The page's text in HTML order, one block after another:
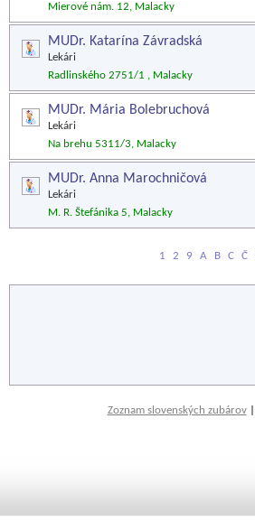
Mierové nám. 12, Malacky
MUDr. Katarína Závradská
Lekári
Radlinského 2751/1 , Malacky
MUDr. Mária Bolebruchová
Lekári
Na brehu 5311/3, Malacky
MUDr. Anna Marochničová
Lekári
M. R. Štefánika 5, Malacky
1 2 9 A B C Č
Zoznam slovenských zubárov|